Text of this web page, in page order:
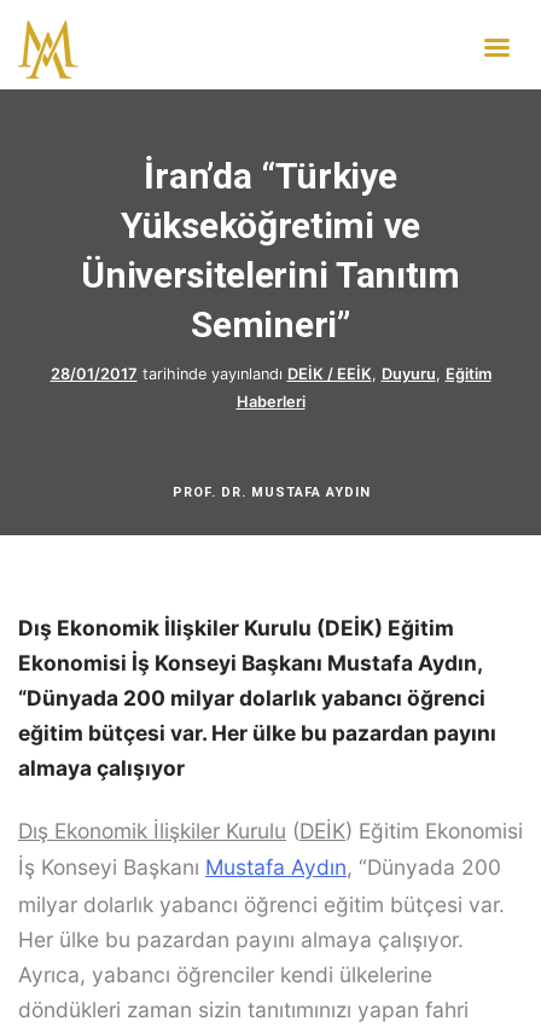
İran’da “Türkiye
Yükseköğretimi ve
Üniversitelerini Tanıtım
Semineri”
28/01/2017 tarihinde yayınlandı DEİK / EEİK, Duyuru, Eğitim
Haberleri
PROF. DR. MUSTAFA AYDIN
Dış Ekonomik İlişkiler Kurulu (DEİK) Eğitim
Ekonomisi İş Konseyi Başkanı Mustafa Aydın,
“Dünyada 200 milyar dolarlık yabancı öğrenci
eğitim bütçesi var. Her ülke bu pazardan payını
almaya çalışıyor
Dış Ekonomik İlişkiler Kurulu (DEİK) Eğitim Ekonomisi
İş Konseyi Başkanı Mustafa Aydın, “Dünyada 200
milyar dolarlık yabancı öğrenci eğitim bütçesi var.
Her ülke bu pazardan payını almaya çalışıyor.
Ayrıca, yabancı öğrenciler kendi ülkelerine
döndükleri zaman sizin tanıtımınızı yapan fahri